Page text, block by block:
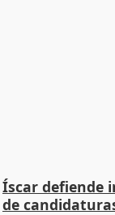
Íscar defiende
de